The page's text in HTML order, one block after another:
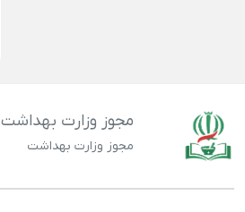
مجوز وزارت بهداشت
مجوز وزارت بهداشت